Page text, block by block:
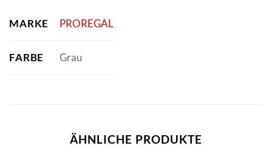
MARKE PROREGAL
FARBE Grau
ÄHNLICHE PRODUKTE